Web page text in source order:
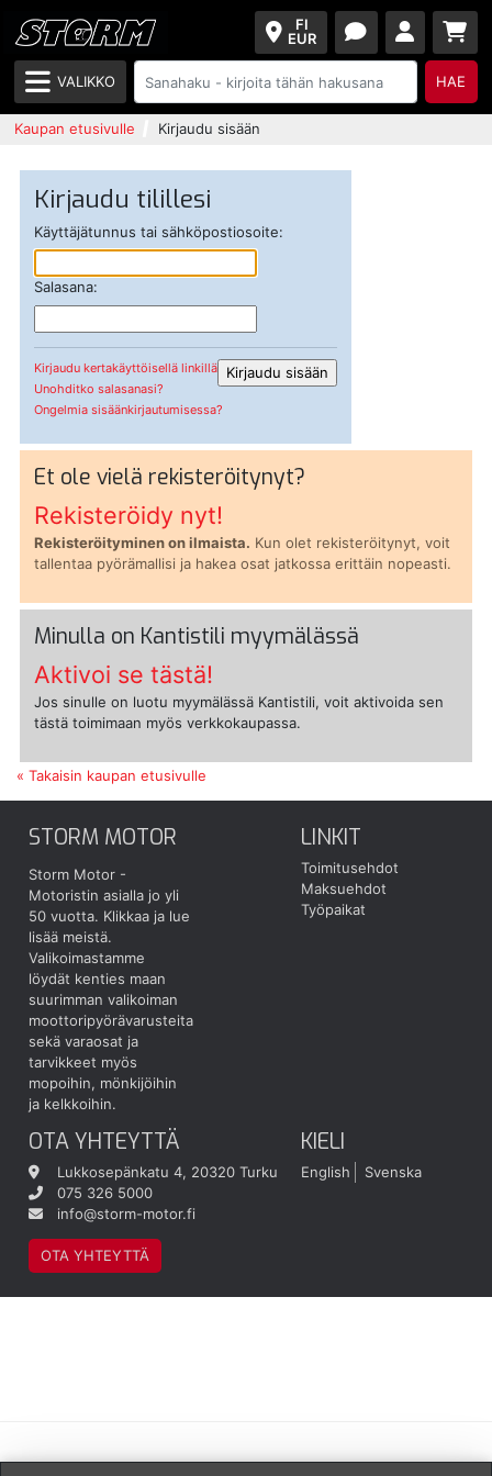
FI
EUR
VALIKKO HAE
Kaupan etusivulle Kirjaudu sisään
Kirjaudu tilillesi
Käyttäjätunnus tai sähköpostiosoite:
Salasana:
Kirjaudu kertakäyttöisellä linkillä
Unohditko salasanasi?
Ongelmia sisäänkirjautumisessa?
Et ole vielä rekisteröitynyt?
Rekisteröidy nyt!
Rekisteröityminen on ilmaista. Kun olet rekisteröitynyt, voit
tallentaa pyörämallisi ja hakea osat jatkossa erittäin nopeasti.
Minulla on Kantistili myymälässä
Aktivoi se tästä!
Jos sinulle on luotu myymälässä Kantistili, voit aktivoida sen
tästä toimimaan myös verkkokaupassa.
« Takaisin kaupan etusivulle
STORM MOTOR
Storm Motor -
Motoristin asialla jo yli
50 vuotta. Klikkaa ja lue
lisää meistä.
Valikoimastamme
löydät kenties maan
suurimman valikoiman
moottoripyörävarusteita
sekä varaosat ja
tarvikkeet myös
mopoihin, mönkijöihin
ja kelkkoihin.
LINKIT
Toimitusehdot
Maksuehdot
Työpaikat
OTA YHTEYTTÄ
Lukkosepänkatu 4, 20320 Turku
075 326 5000
info@storm-motor.fi
OTA YHTEYTTÄ
KIELI
English Svenska